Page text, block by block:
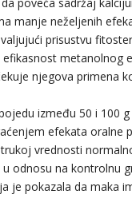
manje neželjenih
prisustvu
metanolnog
njegova primena
između 50 i 100
efekata
vrednosti
odnosu na kontrolnu
je pokazala da maka